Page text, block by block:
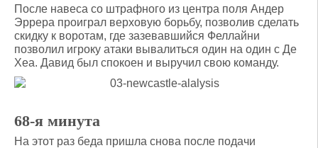
После навеса со штрафного из центра поля Андер
Эррера проиграл верховую борьбу, позволив сделать
скидку к воротам, где зазевавшийся Феллайни
позволил игроку атаки вывалиться один на один с Де
Хеа. Давид был спокоен и выручил свою команду.
68-я минута
На этот раз беда пришла снова после подачи